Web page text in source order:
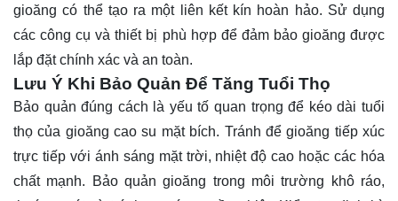
gioăng có thể tạo ra một liên kết kín hoàn hảo. Sử dụng
các công cụ và thiết bị phù hợp để đảm bảo gioăng được
lắp đặt chính xác và an toàn.
Lưu Ý Khi Bảo Quản Để Tăng Tuổi Thọ
Bảo quản đúng cách là yếu tố quan trọng để kéo dài tuổi
thọ của gioăng cao su mặt bích. Tránh để gioăng tiếp xúc
trực tiếp với ánh sáng mặt trời, nhiệt độ cao hoặc các hóa
chất mạnh. Bảo quản gioăng trong môi trường khô ráo,